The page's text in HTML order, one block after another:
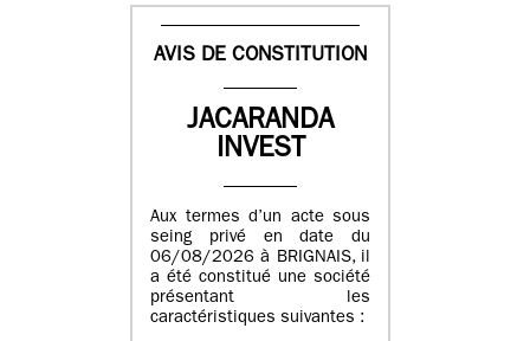
AVIS DE CONSTITUTION
JACARANDA
INVEST
Aux termes d’un acte sous
seing privé en date du
06/08/2026 à BRIGNAIS, il
a été constitué une société
présentant les
caractéristiques suivantes :